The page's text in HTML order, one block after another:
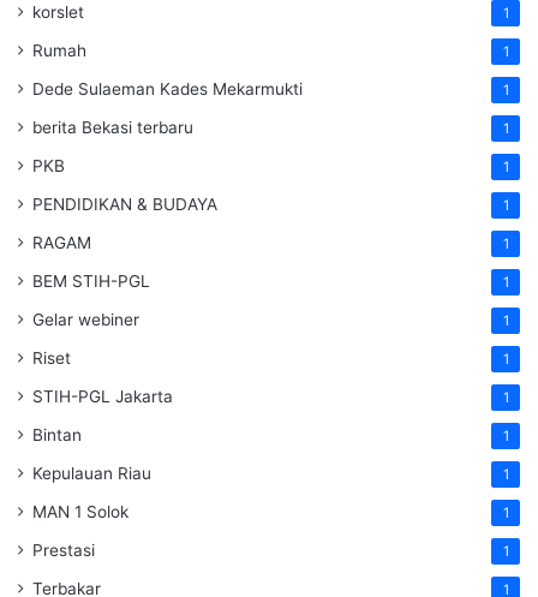
korslet 1
Rumah 1
Dede Sulaeman Kades Mekarmukti 1
berita Bekasi terbaru 1
PKB 1
PENDIDIKAN & BUDAYA 1
RAGAM 1
BEM STIH-PGL 1
Gelar webiner 1
Riset 1
STIH-PGL Jakarta 1
Bintan 1
Kepulauan Riau 1
MAN 1 Solok 1
Prestasi 1
Terbakar 1